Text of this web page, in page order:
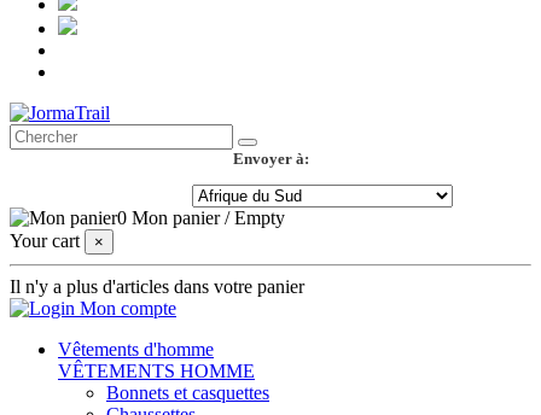
Envoyer à:
0 Mon panier /Empty
Your cart
×
Il n'y a plus d'articles dans votre panier
Mon compte
Vêtements d'homme
VÊTEMENTS HOMME
Bonnets et casquettes